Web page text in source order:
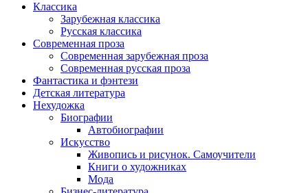
Классика
Зарубежная классика
Русская классика
Современная проза
Современная зарубежная проза
Современная русская проза
Фантастика и фэнтези
Детская литература
Нехудожка
Биографии
Автобиографии
Искусство
Живопись и рисунок. Самоучители
Книги о художниках
Мода